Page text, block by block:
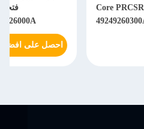
Core
26000A
احصل على